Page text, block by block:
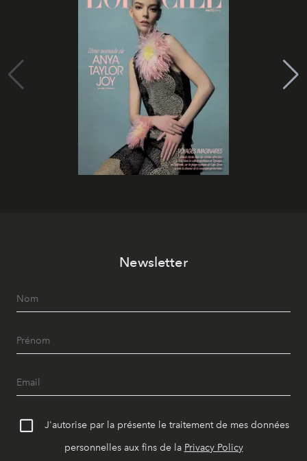
Newsletter
J'autorise par la présente le traitement de mes données
personnelles aux fins de la Privacy Policy